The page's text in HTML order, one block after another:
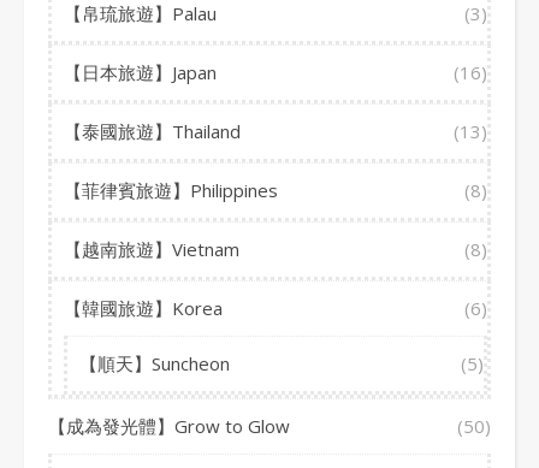
【帛琉旅遊】Palau (3)
【日本旅遊】Japan (16)
【泰國旅遊】Thailand (13)
【菲律賓旅遊】Philippines (8)
【越南旅遊】Vietnam (8)
【韓國旅遊】Korea (6)
【順天】Suncheon (5)
【成為發光體】Grow to Glow (50)